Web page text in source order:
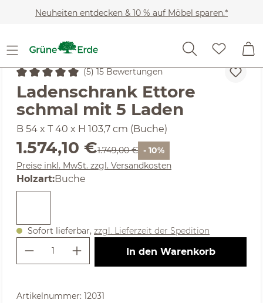
Zum Hauptinhalt springen
Neuheiten entdecken & 10 % auf Möbel sparen.*
Möbel Wohnschränke Kommoden
Durchschnittliche Bewertung von 5 von 5 Sternen
(5) 15 Bewertungen
Ladenschrank Ettore
schmal mit 5 Laden
B 54 x T 40 x H 103,7 cm (Buche)
Verkaufspreis:
1.574,10 €Regulärer Preis:
1.749,00 € - 10%
Preise inkl. MwSt. zzgl. Versandkosten
Holzartauswählen
:Buche
Sofort lieferbar, zzgl. Lieferzeit der Spedition
Produkt Anzahl: Gib den
In den Warenkorb
Artikelnummer: 12031